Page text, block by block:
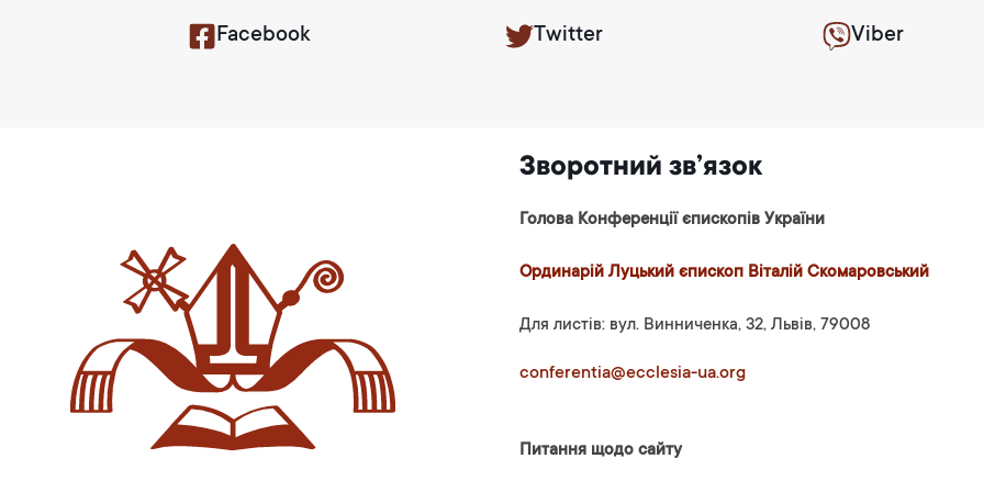
Facebook Twitter Viber
Зворотний зв’язок
Голова Конференції єпископів України
Ординарій Луцький єпископ Віталій Скомаровський
Для листів: вул. Винниченка, 32, Львів, 79008
conferentia@ecclesia-ua.org
Питання щодо сайту